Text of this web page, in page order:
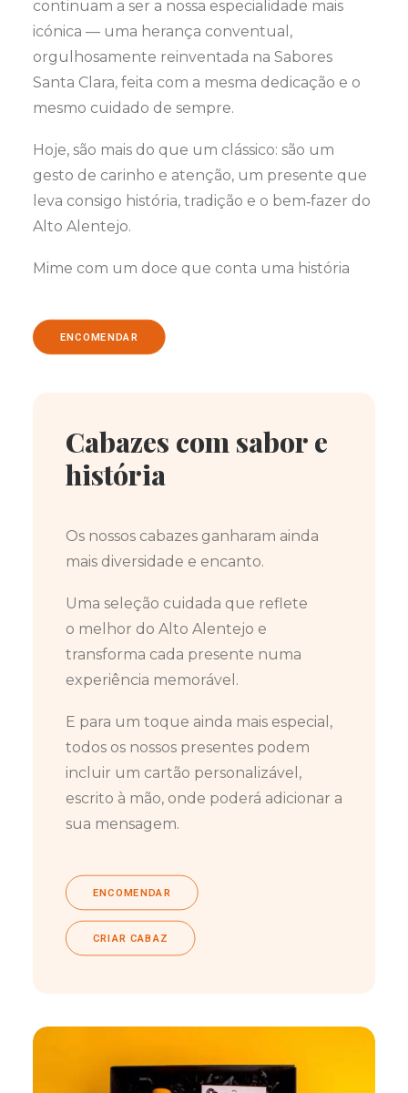
continuam a ser a nossa especialidade mais
icónica — uma herança conventual,
orgulhosamente reinventada na Sabores
Santa Clara, feita com a mesma dedicação e o
mesmo cuidado de sempre.
Hoje, são mais do que um clássico: são um
gesto de carinho e atenção, um presente que
leva consigo história, tradição e o bem‑fazer do
Alto Alentejo.
Mime com um doce que conta uma história
ENCOMENDAR
Cabazes com sabor e
história
Os nossos cabazes ganharam ainda
mais diversidade e encanto.
Uma seleção cuidada que reflete
o melhor do Alto Alentejo e
transforma cada presente numa
experiência memorável.
E para um toque ainda mais especial,
todos os nossos presentes podem
incluir um cartão personalizável,
escrito à mão, onde poderá adicionar a
sua mensagem.
ENCOMENDAR
CRIAR CABAZ